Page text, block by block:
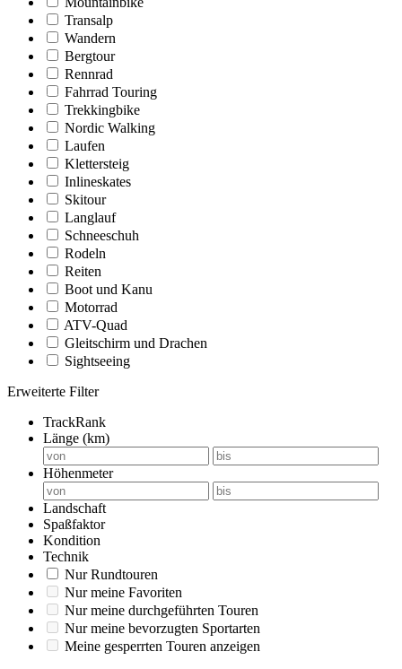
Transalp
Wandern
Bergtour
Rennrad
Fahrrad Touring
Trekkingbike
Nordic Walking
Laufen
Klettersteig
Inlineskates
Skitour
Langlauf
Schneeschuh
Rodeln
Reiten
Boot und Kanu
Motorrad
ATV-Quad
Gleitschirm und Drachen
Sightseeing
Erweiterte Filter
TrackRank
Länge (km)
Höhenmeter
Landschaft
Spaßfaktor
Kondition
Technik
Nur Rundtouren
Nur meine Favoriten
Nur meine durchgeführten Touren
Nur meine bevorzugten Sportarten
Meine gesperrten Touren anzeigen